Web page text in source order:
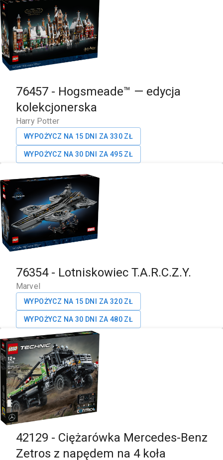
76457 - Hogsmeade™ — edycja
kolekcjonerska
Harry Potter
WYPOŻYCZ NA 15 DNI ZA 330 ZŁ
WYPOŻYCZ NA 30 DNI ZA 495 ZŁ
76354- Lotniskowiec T.A.R.C.Z.Y.
Marvel
WYPOŻYCZ NA 15 DNI ZA 320 ZŁ
WYPOŻYCZ NA 30 DNI ZA 480 ZŁ
42129 - Ciężarówka Mercedes-Benz
Zetros z napędem na 4 koła